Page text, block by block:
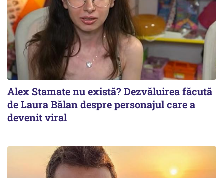
Alex Stamate nu există? Dezvăluirea făcută
de Laura Bălan despre personajul care a
devenit viral